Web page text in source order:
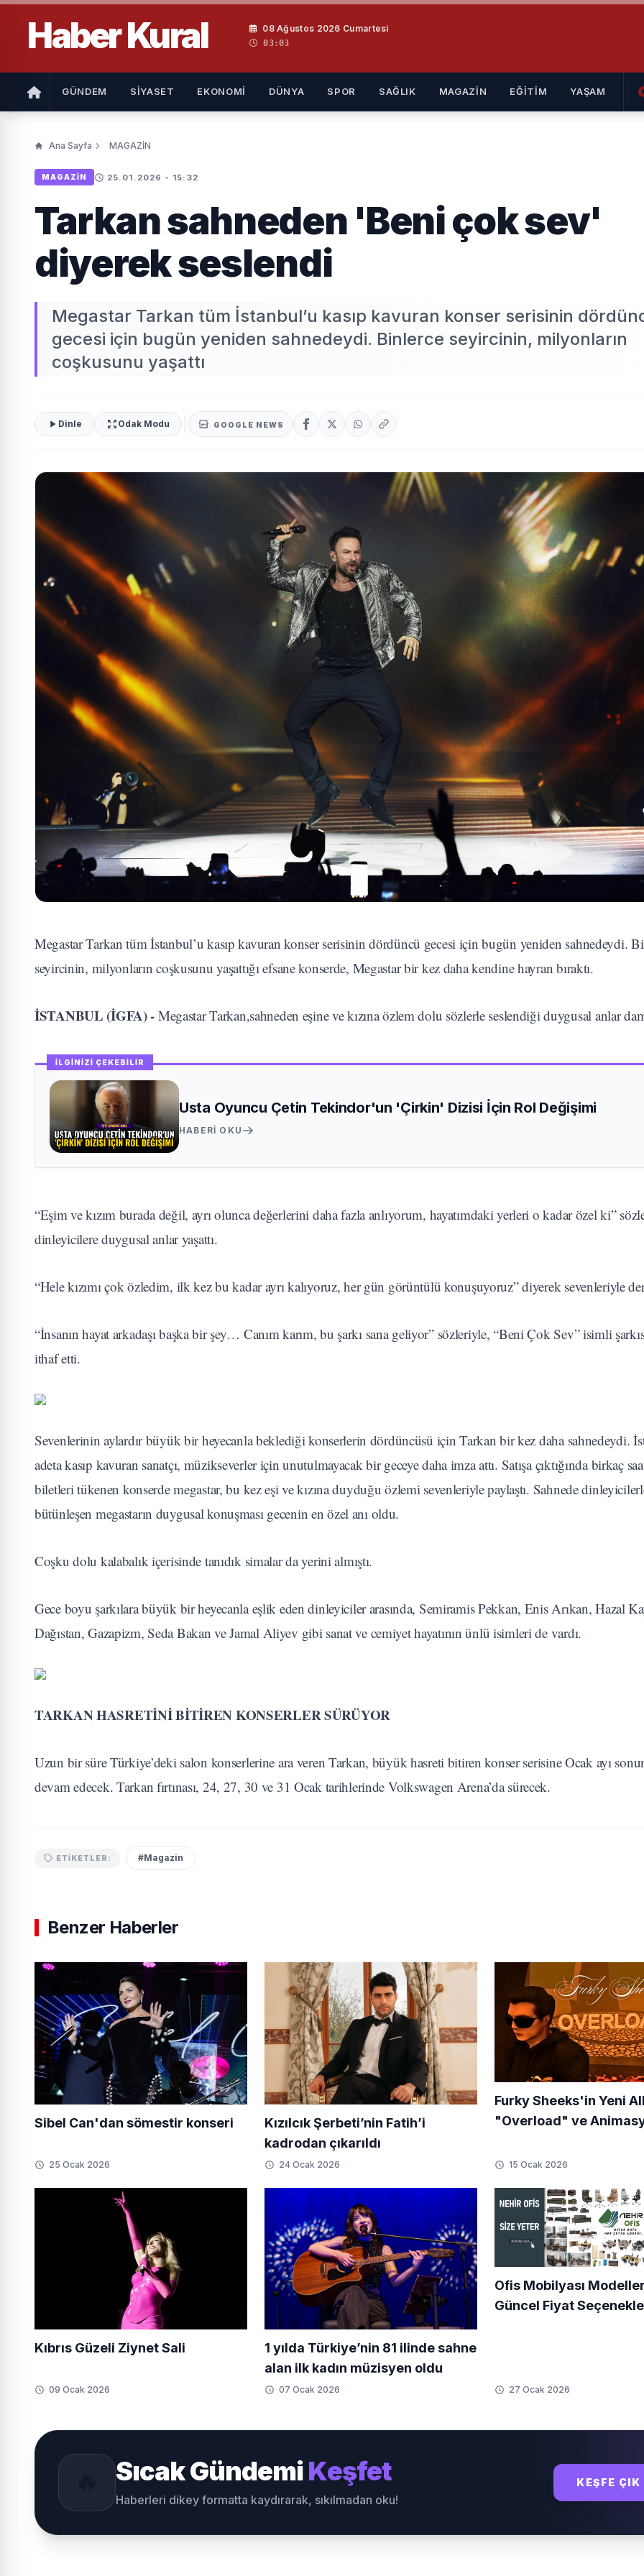
HaberKural 08 Ağustos 2026 Cumartesi
03:03
GÜNDEM SİYASET EKONOMİ DÜNYA SPOR SAĞLIK MAGAZİN EĞİTİM YAŞAM
Ana Sayfa MAGAZİN
MAGAZİN 25.01.2026 - 15:32
Tarkan sahneden 'Beni çok sev'
diyerek seslendi
Megastar Tarkan tüm İstanbul’u kasıp kavuran konser serisinin
gecesi için bugün yeniden sahnedeydi. Binlerce seyircinin, milyonların
coşkusunu yaşattı
Dinle Odak Modu GOOGLE NEWS
Megastar Tarkan tüm İstanbul’u kasıp kavuran konser serisinin dördüncü gecesi için bugün yeniden sahnedeydi.
seyircinin, milyonların coşkusunu yaşattığı efsane konserde, Megastar bir kez daha kendine hayran bıraktı.
İSTANBUL (İGFA) - Megastar Tarkan,sahneden eşine ve kızına özlem dolu sözlerle seslendiği duygusal anlar
İLGİNİZİ ÇEKEBİLİR
Usta Oyuncu Çetin Tekindor'un 'Çirkin' Dizisi İçin Rol Değişimi
HABERI OKU
“Eşim ve kızım burada değil, ayrı olunca değerlerini daha fazla anlıyorum, hayatımdaki yerleri o kadar özel ki”
dinleyicilere duygusal anlar yaşattı.
“Hele kızımı çok özledim, ilk kez bu kadar ayrı kalıyoruz, her gün görüntülü konuşuyoruz” diyerek sevenleriyle
“İnsanın hayat arkadaşı başka bir şey… Canım karım, bu şarkı sana geliyor” sözleriyle, “Beni Çok Sev” isimli
ithaf etti.
Sevenlerinin aylardır büyük bir heyecanla beklediği konserlerin dördüncüsü için Tarkan bir kez daha sahnedeydi.
adeta kasıp kavuran sanatçı, müzikseverler için unutulmayacak bir geceye daha imza attı. Satışa çıktığında birkaç
biletleri tükenen konserde megastar, bu kez eşi ve kızına duyduğu özlemi sevenleriyle paylaştı. Sahnede
bütünleşen megastarın duygusal konuşması gecenin en özel anı oldu.
Coşku dolu kalabalık içerisinde tanıdık simalar da yerini almıştı.
Gece boyu şarkılara büyük bir heyecanla eşlik eden dinleyiciler arasında, Semiramis Pekkan, Enis Arıkan, Hazal
Dağıstan, Gazapizm, Seda Bakan ve Jamal Aliyev gibi sanat ve cemiyet hayatının ünlü isimleri de vardı.
TARKAN HASRETİNİ BİTİREN KONSERLER SÜRÜYOR
Uzun bir süre Türkiye’deki salon konserlerine ara veren Tarkan, büyük hasreti bitiren konser serisine Ocak ayı
devam edecek. Tarkan fırtınası, 24, 27, 30 ve 31 Ocak tarihlerinde Volkswagen Arena’da sürecek.
ETIKETLER: #Magazin
Benzer Haberler
Sibel Can'dan sömestir konseri
25 Ocak 2026
Kızılcık Şerbeti’nin Fatih’i
kadrodan çıkarıldı
24 Ocak 2026
Furky Sheeks'in Yeni
"Overload" ve
Açıklandı
15 Ocak 2026
Kıbrıs Güzeli Ziynet Sali
09 Ocak 2026
1 yılda Türkiye’nin 81 ilinde sahne
alan ilk kadın müzisyen oldu
07 Ocak 2026
Ofis Mobilyası
Güncel Fiyat
27 Ocak 2026
Sıcak GündemiKeşfet
Haberleri dikey formatta kaydırarak, sıkılmadan oku!
KEŞFE ÇIK